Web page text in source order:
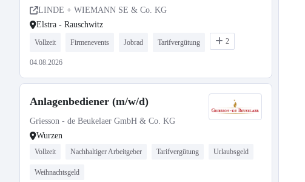
LINDE + WIEMANN SE & Co. KG
Elstra - Rauschwitz
Vollzeit Firmenevents Jobrad Tarifvergütung 2
04.08.2026
Anlagenbediener (m/w/d)
Griesson - de Beukelaer GmbH & Co. KG
Wurzen
Vollzeit Nachhaltiger Arbeitgeber Tarifvergütung Urlaubsgeld
Weihnachtsgeld